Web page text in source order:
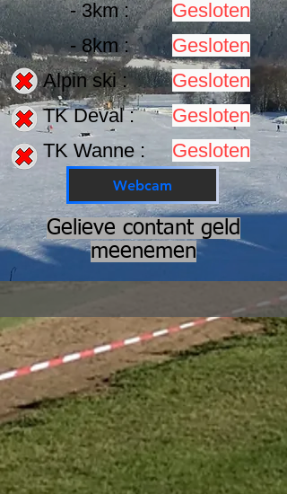
- 3km :
- 8km :
Alpin ski :
TK Deval :
TK Wanne :
Gesloten
Gesloten
Gesloten
Gesloten
Gesloten
Webcam
Gelieve contant geld
meenemen